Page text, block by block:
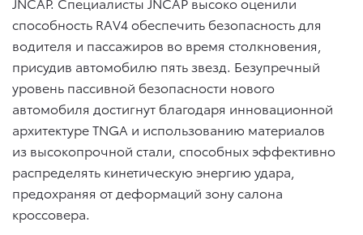
способность RAV4 обеспечить безопасность для
водителя и пассажиров во время столкновения,
присудив автомобилю пять звезд. Безупречный
уровень пассивной безопасности нового
автомобиля достигнут благодаря инновационной
архитектуре TNGA и использованию материалов
из высокопрочной стали, способных эффективно
распределять кинетическую энергию удара,
предохраняя от деформаций зону салона
кроссовера.